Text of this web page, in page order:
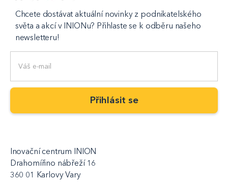
Chcete dostávat aktuální novinky z podnikatelského
světa a akcí v INIONu? Přihlaste se k odběru našeho
newsletteru!
Inovační centrum INION
Drahomířino nábřeží 16
360 01 Karlovy Vary